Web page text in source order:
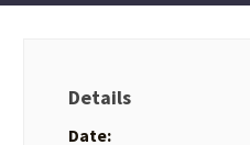
Details
Date: